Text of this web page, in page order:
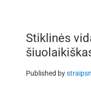
Stiklinės
Published by